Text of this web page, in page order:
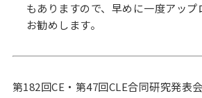
もありますので、早めに一度アップ
お勧めします。
第182回CE・第47回CLE合同研究発表会